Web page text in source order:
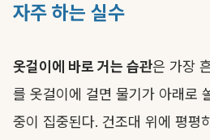
자주 하는 실수
옷걸이에 바로 거는 습관은 가장
를 옷걸이에 걸면 물기가 아래로
중이 집중된다. 건조대 위에 평평